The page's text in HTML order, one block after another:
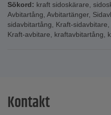
Sökord: kraft sidoskärare,
Avbitartång, Avbitartänger,
sidavbitartång, Kraft-sidavbitare,
Kraft-avbitare, kraftavbitartång,
Kontakt